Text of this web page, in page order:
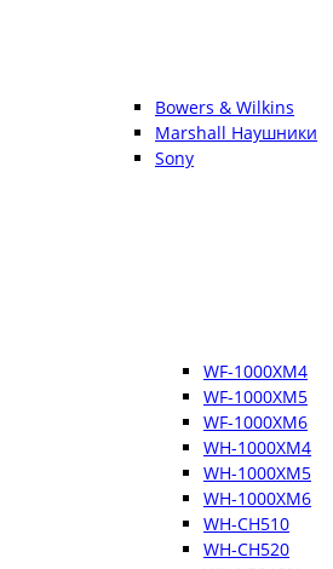
Bowers & Wilkins
Marshall Наушники
Sony
WF-1000XM4
WF-1000XM5
WF-1000XM6
WH-1000XM4
WH-1000XM5
WH-1000XM6
WH-CH510
WH-CH520